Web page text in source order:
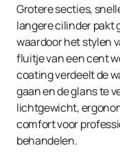
Grotere secties,
langere cilinder pakt
waardoor het stylen
fluitje van een cent
coating verdeelt de
gaan en de glans te
lichtgewicht,
comfort voor
behandelen.